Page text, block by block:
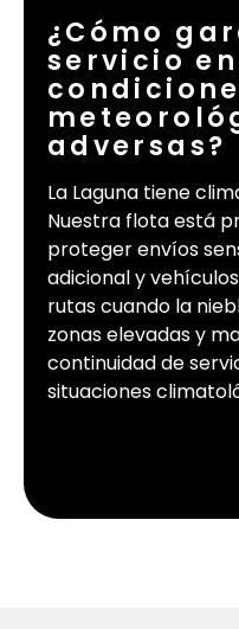
¿Cómo
servicio en
adversas?
La Laguna tiene
Nuestra flota está
proteger envíos
adicional y
rutas cuando la
zonas elevadas y
continuidad de
situaciones